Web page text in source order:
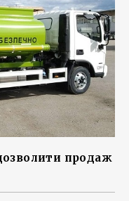
продаж